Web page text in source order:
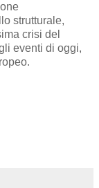
strutturale,
crisi del
eventi di oggi,